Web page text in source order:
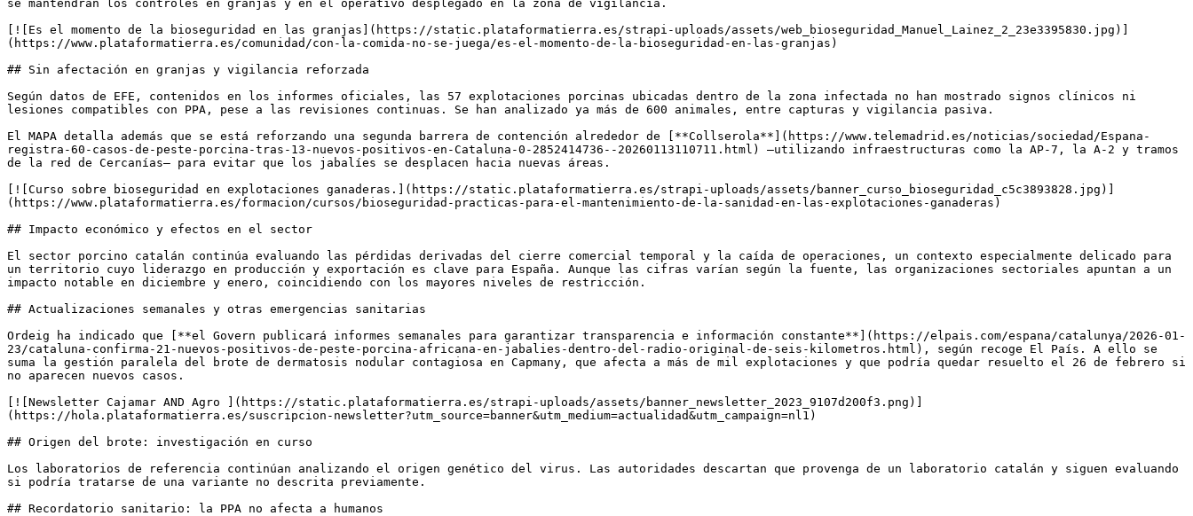
se mantendrán los controles en granjas y en el operativo desplegado en la zona de vigilancia.
[![Es el momento de la bioseguridad en las granjas](https://static.plataformatierra.es/strapi-uploads/assets/web_bioseguridad_Manuel_Lainez_2_23e3395830.jpg)]
(https://www.plataformatierra.es/comunidad/con-la-comida-no-se-juega/es-el-momento-de-la-bioseguridad-en-las-granjas)
## Sin afectación en granjas y vigilancia reforzada
Según datos de EFE, contenidos en los informes oficiales, las 57 explotaciones porcinas ubicadas dentro de la zona infectada no han mostrado signos clínicos ni
lesiones compatibles con PPA, pese a las revisiones continuas. Se han analizado ya más de 600 animales, entre capturas y vigilancia pasiva.
El MAPA detalla además que se está reforzando una segunda barrera de contención alrededor de [**Collserola**](https://www.telemadrid.es/noticias/sociedad/Espana-
registra-60-casos-de-peste-porcina-tras-13-nuevos-positivos-en-Cataluna-0-2852414736--20260113110711.html) —utilizando infraestructuras como la AP-7, la A-2 y tramos
de la red de Cercanías— para evitar que los jabalíes se desplacen hacia nuevas áreas.
[![Curso sobre bioseguridad en explotaciones ganaderas.](https://static.plataformatierra.es/strapi-uploads/assets/banner_curso_bioseguridad_c5c3893828.jpg)]
(https://www.plataformatierra.es/formacion/cursos/bioseguridad-practicas-para-el-mantenimiento-de-la-sanidad-en-las-explotaciones-ganaderas)
## Impacto económico y efectos en el sector
El sector porcino catalán continúa evaluando las pérdidas derivadas del cierre comercial temporal y la caída de operaciones, un contexto especialmente delicado para
un territorio cuyo liderazgo en producción y exportación es clave para España. Aunque las cifras varían según la fuente, las organizaciones sectoriales apuntan a un
impacto notable en diciembre y enero, coincidiendo con los mayores niveles de restricción.
## Actualizaciones semanales y otras emergencias sanitarias
Ordeig ha indicado que [**el Govern publicará informes semanales para garantizar transparencia e información constante**](https://elpais.com/espana/catalunya/2026-01-
23/cataluna-confirma-21-nuevos-positivos-de-peste-porcina-africana-en-jabalies-dentro-del-radio-original-de-seis-kilometros.html), según recoge El País. A ello se
suma la gestión paralela del brote de dermatosis nodular contagiosa en Capmany, que afecta a más de mil explotaciones y que podría quedar resuelto el 26 de febrero si
no aparecen nuevos casos.
[![Newsletter Cajamar AND Agro ](https://static.plataformatierra.es/strapi-uploads/assets/banner_newsletter_2023_9107d200f3.png)]
(https://hola.plataformatierra.es/suscripcion-newsletter?utm_source=banner&utm_medium=actualidad&utm_campaign=nl1)
## Origen del brote: investigación en curso
Los laboratorios de referencia continúan analizando el origen genético del virus. Las autoridades descartan que provenga de un laboratorio catalán y siguen evaluando
si podría tratarse de una variante no descrita previamente.
## Recordatorio sanitario: la PPA no afecta a humanos